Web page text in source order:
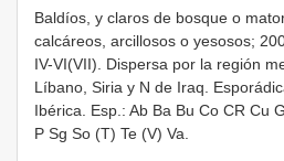
Baldíos, y claros de bosque o
calcáreos, arcillosos o yesosos;
IV-VI(VII). Dispersa por la región
Líbano, Siria y N de Iraq.
Ibérica. Esp.: Ab Ba Bu Co CR Cu
P Sg So (T) Te (V) Va.